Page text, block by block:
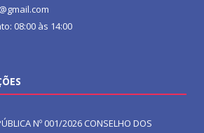
08:00 às 14:00
Nº 001/2026 CONSELHO DOS